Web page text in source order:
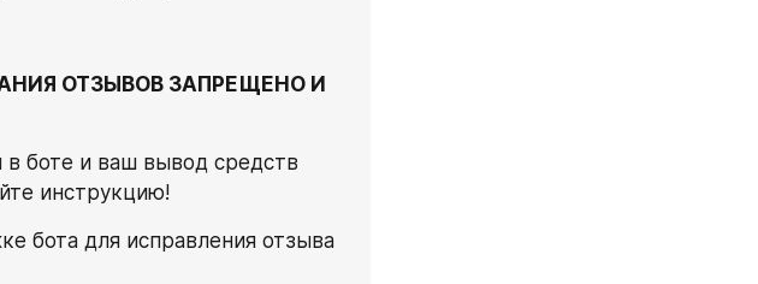
ОТЗЫВОВ ЗАПРЕЩЕНО И
боте и ваш вывод средств
инструкцию!
бота для исправления отзыва